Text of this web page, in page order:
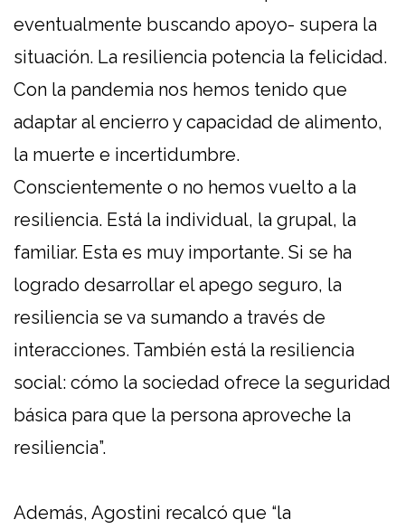
eventualmente buscando apoyo- supera la
situación. La resiliencia potencia la felicidad.
Con la pandemia nos hemos tenido que
adaptar al encierro y capacidad de alimento,
la muerte e incertidumbre.
Conscientemente o no hemos vuelto a la
resiliencia. Está la individual, la grupal, la
familiar. Esta es muy importante. Si se ha
logrado desarrollar el apego seguro, la
resiliencia se va sumando a través de
interacciones. También está la resiliencia
social: cómo la sociedad ofrece la seguridad
básica para que la persona aproveche la
resiliencia”.
Además, Agostini recalcó que “la